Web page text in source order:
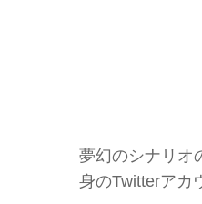
夢幻のシナリオ
身のTwitterアカ